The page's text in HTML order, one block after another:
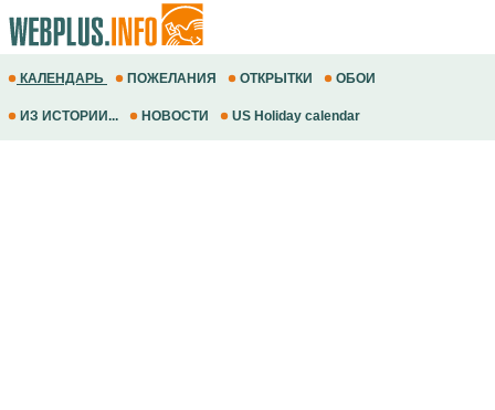
КАЛЕНДАРЬ ПОЖЕЛАНИЯ ОТКРЫТКИ ОБОИ
ИЗ ИСТОРИИ... НОВОСТИ US Holiday calendar